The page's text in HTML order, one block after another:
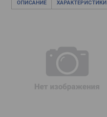
ОПИСАНИЕ ХАРАКТЕРИСТИКИ